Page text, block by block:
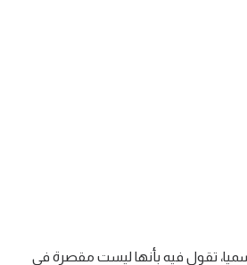
تقول فيه بأنها ليست مقصرة في